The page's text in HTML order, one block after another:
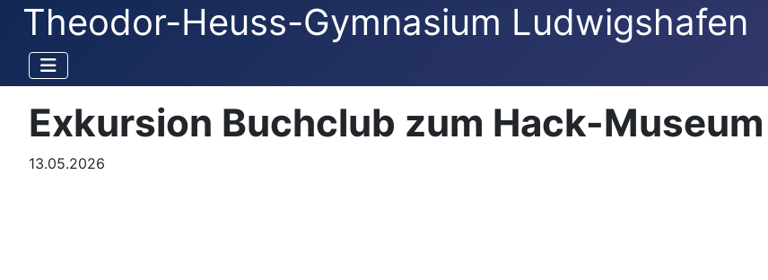
Theodor-Heuss-Gymnasium Ludwigshafen
Exkursion Buchclub zum Hack-Museum
13.05.2026